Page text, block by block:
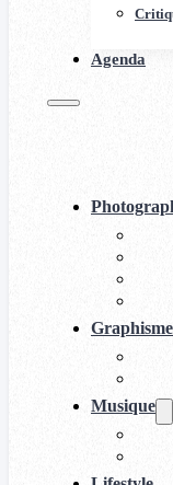
Agenda
Graphisme
Musique